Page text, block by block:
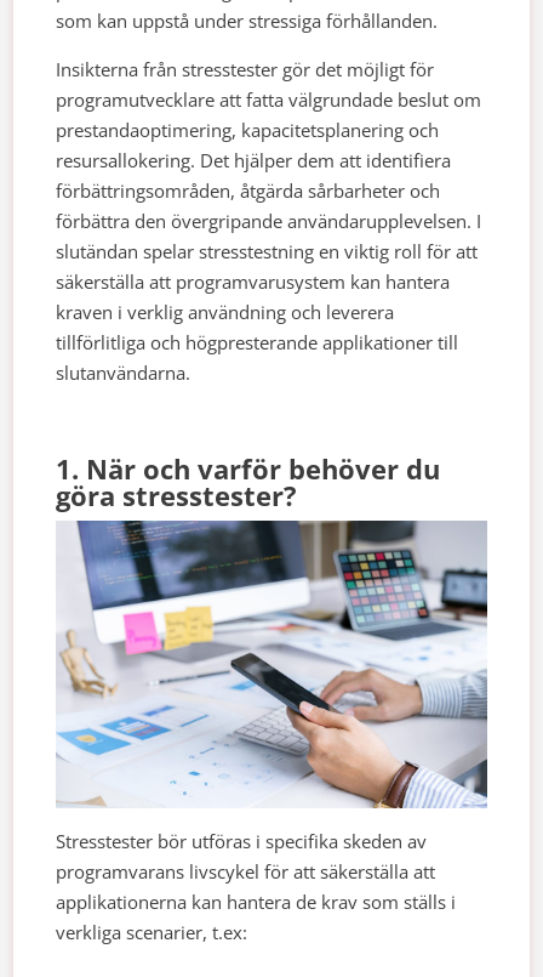
som kan uppstå under stressiga förhållanden.
Insikterna från stresstester gör det möjligt för
programutvecklare att fatta välgrundade beslut om
prestandaoptimering, kapacitetsplanering och
resursallokering. Det hjälper dem att identifiera
förbättringsområden, åtgärda sårbarheter och
förbättra den övergripande användarupplevelsen. I
slutändan spelar stresstestning en viktig roll för att
säkerställa att programvarusystem kan hantera
kraven i verklig användning och leverera
tillförlitliga och högpresterande applikationer till
slutanvändarna.
1. När och varför behöver du
göra stresstester?
Stresstester bör utföras i specifika skeden av
programvarans livscykel för att säkerställa att
applikationerna kan hantera de krav som ställs i
verkliga scenarier, t.ex: